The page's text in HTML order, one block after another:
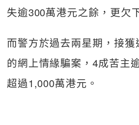
失逾300萬港元之餘，更欠
而警方於過去兩星期，接獲
的網上情緣騙案，4成苦主
超過1,000萬港元。